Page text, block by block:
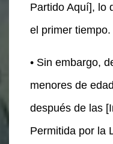
Partido Aquí], lo
el primer tiempo.
• Sin embargo,
menores de
después de las
Permitida por la